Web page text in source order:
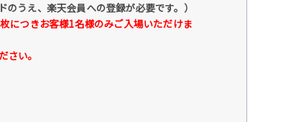
うえ、楽天会員への登録が必要です。）
につきお客様1名様のみご入場いただけま
い。